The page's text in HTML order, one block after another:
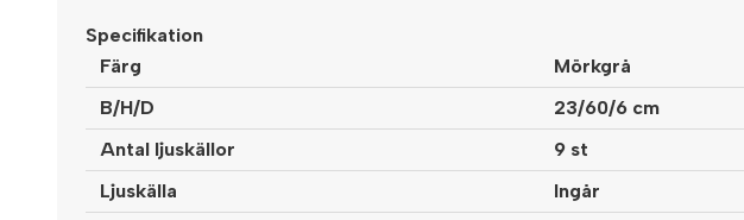
Specifikation
Färg
Mörkgrå
B/H/D
23/60/6 cm
Antal ljuskällor
9 st
Ljuskälla
Ingår